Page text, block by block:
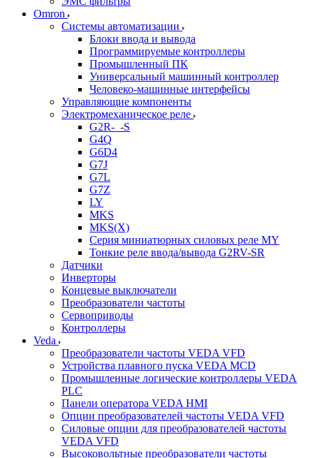
Omron
Системы автоматизации
Блоки ввода и вывода
Программируемые контроллеры
Промышленный ПК
Универсальный машинный контроллер
Человеко-машинные интерфейсы
Управляющие компоненты
Электромеханическое реле
G2R-_-S
G4Q
G6D4
G7J
G7L
G7Z
LY
MKS
MKS(X)
Серия миниатюрных силовых реле MY
Тонкие реле ввода/вывода G2RV-SR
Датчики
Инверторы
Концевые выключатели
Преобразователи частоты
Сервоприводы
Контроллеры
Veda
Преобразователи частоты VEDA VFD
Устройства плавного пуска VEDA MCD
Промышленные логические контроллеры VEDA
PLC
Панели оператора VEDA HMI
Опции преобразователей частоты VEDA VFD
Силовые опции для преобразователей частоты
VEDA VFD
Высоковольтные преобразователи частоты